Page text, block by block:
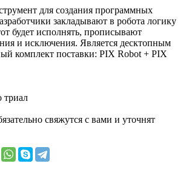
для создания программных
закладывают в робота логику
будет исполнять, прописывают
и исключения. Является десктопным
комплект поставки: PIX Robot + PIX
триал
свяжутся с вами и уточнят